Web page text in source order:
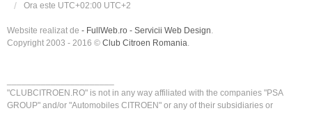
Ora este UTC+02:00 UTC+2
Website realizat de - FullWeb.ro - Servicii Web Design.
Copyright 2003 - 2016 © Club Citroen Romania.
"CLUBCITROEN.RO" is not in any way affiliated with the companies "PSA
GROUP" and/or "Automobiles CITROEN" or any of their subsidiaries or